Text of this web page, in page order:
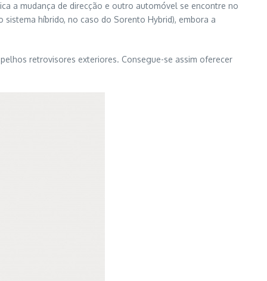
a mudança de direcção e outro automóvel se encontre no
híbrido, no caso do Sorento Hybrid), embora a
retrovisores exteriores. Consegue-se assim oferecer